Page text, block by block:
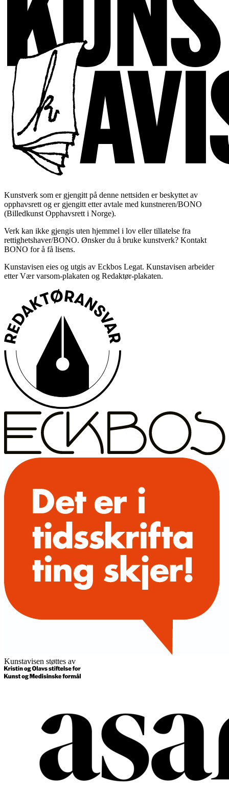
Kunstverk som er gjengitt på denne nettsiden er beskyttet av
opphavsrett og er gjengitt etter avtale med kunstneren/BONO
(Billedkunst Opphavsrett i Norge).
Verk kan ikke gjengis uten hjemmel i lov eller tillatelse fra
rettighetshaver/BONO. Ønsker du å bruke kunstverk? Kontakt
BONO for å få lisens.
Kunstavisen eies og utgis av Eckbos Legat. Kunstavisen arbeider
etter Vær varsom-plakaten og Redaktør-plakaten.
Kunstavisen støttes av